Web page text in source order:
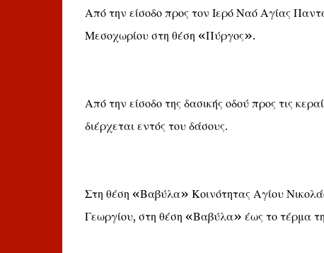
Από την είσοδο προς τον Ιερό Ναό Αγίας
Μεσοχωρίου στη θέση «Πύργος».
Από την είσοδο της δασικής οδού προς τις
διέρχεται εντός του δάσους.
Στη θέση «Βαβύλα» Κοινότητας Αγίου
Γεωργίου, στη θέση «Βαβύλα» έως το τέρμα